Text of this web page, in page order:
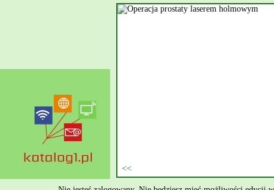
rzetelne układanie płytek
Rzeszów i dbamy o to,
gdy Twoja przestrzeń
przywracając ponownie